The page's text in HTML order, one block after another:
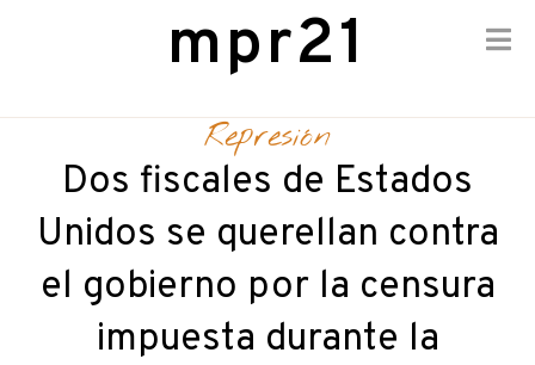
mpr21
Represión
Dos fiscales de Estados
Unidos se querellan contra
el gobierno por la censura
impuesta durante la